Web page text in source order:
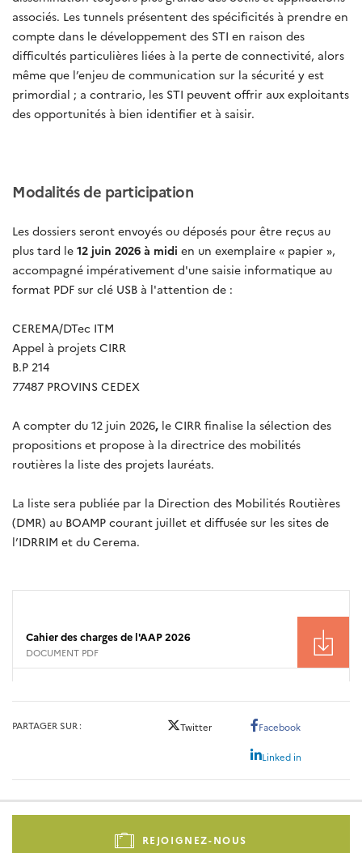
associés. Les tunnels présentent des spécificités à prendre en
compte dans le développement des STI en raison des
difficultés particulières liées à la perte de connectivité, alors
même que l’enjeu de communication sur la sécurité y est
primordial ; a contrario, les STI peuvent offrir aux exploitants
des opportunités à bien identifier et à saisir.
Modalités de participation
Les dossiers seront envoyés ou déposés pour être reçus au
plus tard le 12 juin 2026 à midi en un exemplaire « papier »,
accompagné impérativement d'une saisie informatique au
format PDF sur clé USB à l'attention de :
CEREMA/DTec ITM
Appel à projets CIRR
B.P 214
77487 PROVINS CEDEX
A compter du 12 juin 2026, le CIRR finalise la sélection des
propositions et propose à la directrice des mobilités
routières la liste des projets lauréats.
La liste sera publiée par la Direction des Mobilités Routières
(DMR) au BOAMP courant juillet et diffusée sur les sites de
l’IDRRIM et du Cerema.
Cahier des charges de l'AAP 2026
DOCUMENT PDF
PARTAGER SUR Twitter Facebook
Linked in
Pied
REJOIGNEZ-NOUS